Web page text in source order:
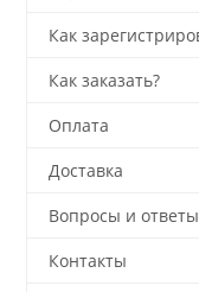
Как
Как заказать?
Оплата
Доставка
Вопросы и ответы
Контакты